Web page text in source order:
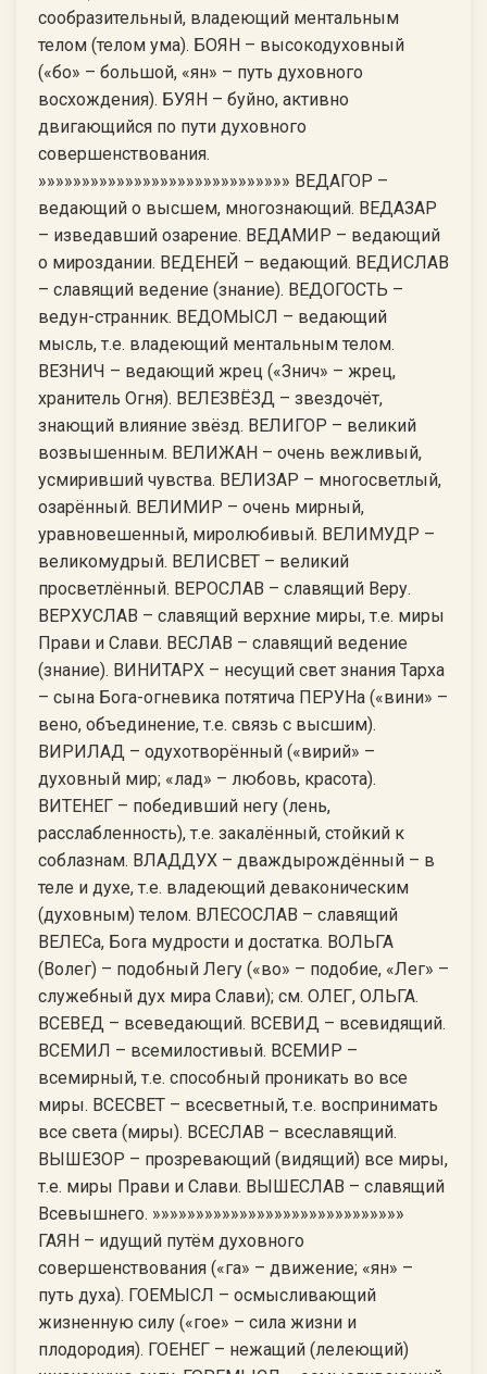
сообразительный, владеющий ментальным
телом (телом ума). БОЯН – высокодуховный
(«бо» – большой, «ян» – путь духовного
восхождения). БУЯН – буйно, активно
двигающийся по пути духовного
совершенствования.
»»»»»»»»»»»»»»»»»»»»»»»»»»»»» ВЕДАГОР –
ведающий о высшем, многознающий. ВЕДАЗАР
– изведавший озарение. ВЕДАМИР – ведающий
о мироздании. ВЕДЕНЕЙ – ведающий. ВЕДИСЛАВ
– славящий ведение (знание). ВЕДОГОСТЬ –
ведун-странник. ВЕДОМЫСЛ – ведающий
мысль, т.е. владеющий ментальным телом.
ВЕЗНИЧ – ведающий жрец («Знич» – жрец,
хранитель Огня). ВЕЛЕЗВЁЗД – звездочёт,
знающий влияние звёзд. ВЕЛИГОР – великий
возвышенным. ВЕЛИЖАН – очень вежливый,
усмиривший чувства. ВЕЛИЗАР – многосветлый,
озарённый. ВЕЛИМИР – очень мирный,
уравновешенный, миролюбивый. ВЕЛИМУДР –
великомудрый. ВЕЛИСВЕТ – великий
просветлённый. ВЕРОСЛАВ – славящий Веру.
ВЕРХУСЛАВ – славящий верхние миры, т.е. миры
Прави и Слави. ВЕСЛАВ – славящий ведение
(знание). ВИНИТАРХ – несущий свет знания Тарха
– сына Бога-огневика потятича ПЕРУНа («вини» –
вено, объединение, т.е. связь с высшим).
ВИРИЛАД – одухотворённый («вирий» –
духовный мир; «лад» – любовь, красота).
ВИТЕНЕГ – победивший негу (лень,
расслабленность), т.е. закалённый, стойкий к
соблазнам. ВЛАДДУХ – дваждырождённый – в
теле и духе, т.е. владеющий деваконическим
(духовным) телом. ВЛЕСОСЛАВ – славящий
ВЕЛЕСа, Бога мудрости и достатка. ВОЛЬГА
(Волег) – подобный Легу («во» – подобие, «Лег» –
служебный дух мира Слави); см. ОЛЕГ, ОЛЬГА.
ВСЕВЕД – всеведающий. ВСЕВИД – всевидящий.
ВСЕМИЛ – всемилостивый. ВСЕМИР –
всемирный, т.е. способный проникать во все
миры. ВСЕСВЕТ – всесветный, т.е. воспринимать
все света (миры). ВСЕСЛАВ – всеславящий.
ВЫШЕЗОР – прозревающий (видящий) все миры,
т.е. миры Прави и Слави. ВЫШЕСЛАВ – славящий
Всевышнего. »»»»»»»»»»»»»»»»»»»»»»»»»»»»»
ГАЯН – идущий путём духовного
совершенствования («га» – движение; «ян» –
путь духа). ГОЕМЫСЛ – осмысливающий
жизненную силу («гое» – сила жизни и
плодородия). ГОЕНЕГ – нежащий (лелеющий)